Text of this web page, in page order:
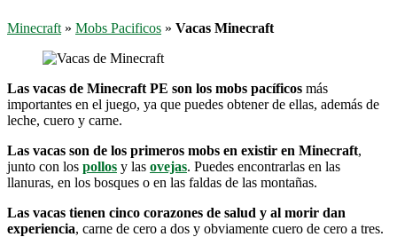
Minecraft » Mobs Pacificos » Vacas Minecraft
Las vacas de Minecraft PE son los mobs pacíficos más
importantes en el juego, ya que puedes obtener de ellas, además de
leche, cuero y carne.
Las vacas son de los primeros mobs en existir en Minecraft,
junto con los pollos y las ovejas. Puedes encontrarlas en las
llanuras, en los bosques o en las faldas de las montañas.
Las vacas tienen cinco corazones de salud y al morir dan
experiencia, carne de cero a dos y obviamente cuero de cero a tres.